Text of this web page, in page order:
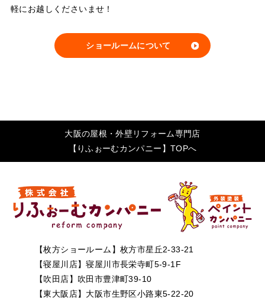
軽にお越しくださいませ！
ショールームについて
大阪の屋根・外壁リフォーム専門店
【りふぉーむカンパニー】TOPへ
【枚方ショールーム】枚方市星丘2-33-21
【寝屋川店】寝屋川市長栄寺町5-9-1F
【吹田店】吹田市豊津町39-10
【東大阪店】大阪市生野区小路東5-22-20